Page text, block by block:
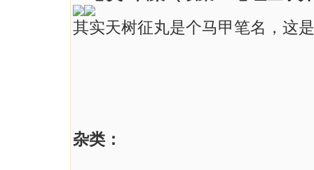
其实天树征丸是个马甲笔名，这
杂类：